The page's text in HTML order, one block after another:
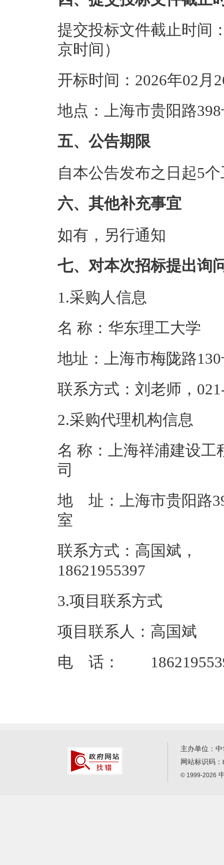
提交投标文件截止时间
京时间）
开标时间：2026年02月
地点：上海市贵阳路
五、公告期限
自本公告发布之日起5
六、其他补充事宜
如有，另行通知
七、对本次招标提出询
1.采购人信息
名 称：华东理
地址：上海市
联系方式：刘老
2.采购代理机构信息
名 称：上海祥浦建设工
地 址：上海市贵阳路
联系方式：高国斌，
3.项目联系方式
项目联系人：高国斌
电 话：
主办单位：
网站标识码：
© 1999-2026